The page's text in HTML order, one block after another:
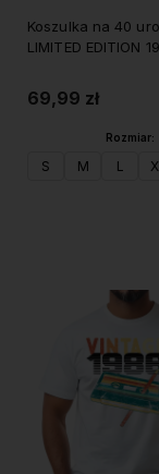
Koszulka na 40
LIMITED EDITION
69,99 zł
Rozmiar:
S M L